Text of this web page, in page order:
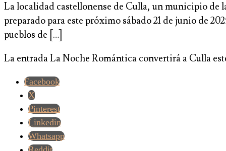
La localidad castellonense de Culla, un municipio de
preparado para este próximo sábado 21 de junio de
pueblos de […]
La entrada La Noche Romántica convertirá a Culla
Facebook
X
Pinterest
Linkedin
Whatsapp